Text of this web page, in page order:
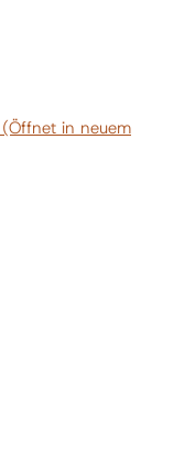
(Öffnet in neuem